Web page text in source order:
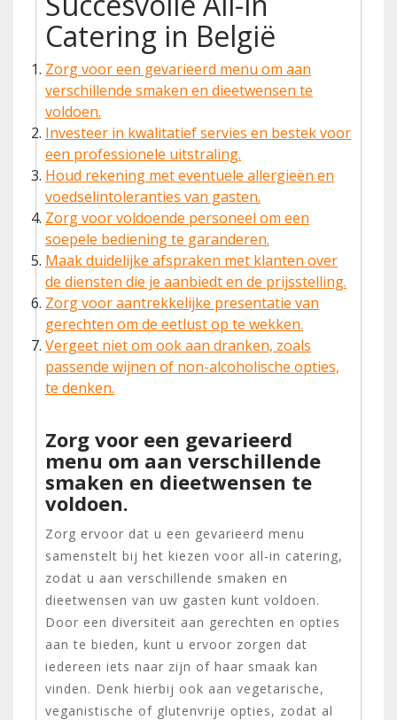
Catering in België
Zorg voor een gevarieerd menu om aan
verschillende smaken en dieetwensen te
voldoen.
Investeer in kwalitatief servies en bestek voor
een professionele uitstraling.
Houd rekening met eventuele allergieën en
voedselintoleranties van gasten.
Zorg voor voldoende personeel om een
soepele bediening te garanderen.
Maak duidelijke afspraken met klanten over
de diensten die je aanbiedt en de prijsstelling.
Zorg voor aantrekkelijke presentatie van
gerechten om de eetlust op te wekken.
Vergeet niet om ook aan dranken, zoals
passende wijnen of non-alcoholische opties,
te denken.
Zorg voor een gevarieerd
menu om aan verschillende
smaken en dieetwensen te
voldoen.
Zorg ervoor dat u een gevarieerd menu
samenstelt bij het kiezen voor all-in catering,
zodat u aan verschillende smaken en
dieetwensen van uw gasten kunt voldoen.
Door een diversiteit aan gerechten en opties
aan te bieden, kunt u ervoor zorgen dat
iedereen iets naar zijn of haar smaak kan
vinden. Denk hierbij ook aan vegetarische,
veganistische of glutenvrije opties, zodat al